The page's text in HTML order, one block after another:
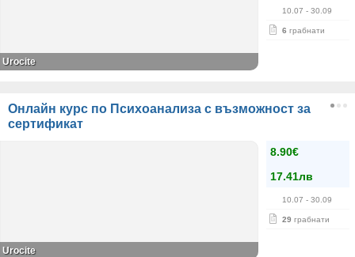
10.07 - 30.09
6 грабнати
Urocite
Онлайн курс по Психоанализа с възможност за
сертификат
8.90€
17.41лв
10.07 - 30.09
29 грабнати
Urocite